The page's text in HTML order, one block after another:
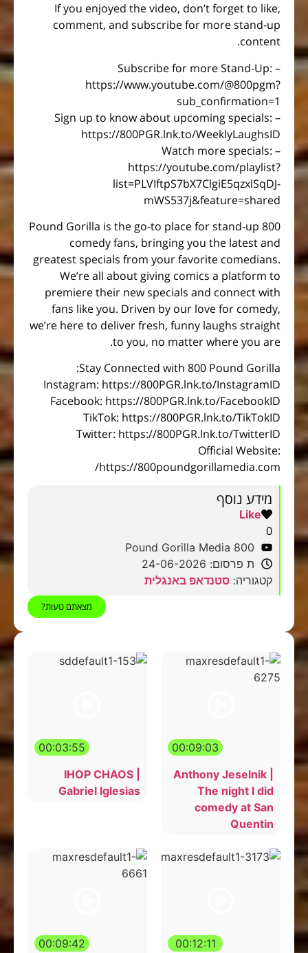
If you enjoyed the video, don’t forget to like,
comment, and subscribe for more stand-up
content.
– Subscribe for more Stand-Up:
https://www.youtube.com/@800pgm?
sub_confirmation=1
– Sign up to know about upcoming specials:
https://800PGR.lnk.to/WeeklyLaughsID
– Watch more specials:
https://youtube.com/playlist?
list=PLVIftpS7bX7ClgiE5qzxlSqDJ-
mWS537j&feature=shared
800 Pound Gorilla is the go-to place for stand-up
comedy fans, bringing you the latest and
greatest specials from your favorite comedians.
We’re all about giving comics a platform to
premiere their new specials and connect with
fans like you. Driven by our love for comedy,
we’re here to deliver fresh, funny laughs straight
to you, no matter where you are.
Stay Connected with 800 Pound Gorilla:
Instagram: https://800PGR.lnk.to/InstagramID
Facebook: https://800PGR.lnk.to/FacebookID
TikTok: https://800PGR.lnk.to/TikTokID
Twitter: https://800PGR.lnk.to/TwitterID
Official Website:
https://800poundgorillamedia.com/
מידע נוסף
Like
0
800 Pound Gorilla Media
ת פרסום: 24-06-2026
קטגוריה: סטנדאפ באנגלית
מצאתם טעות?
00:09:03
Anthony Jeselnik |
The night I did
comedy at San
Quentin
00:03:55
IHOP CHAOS |
Gabriel Iglesias
00:12:11
00:09:42